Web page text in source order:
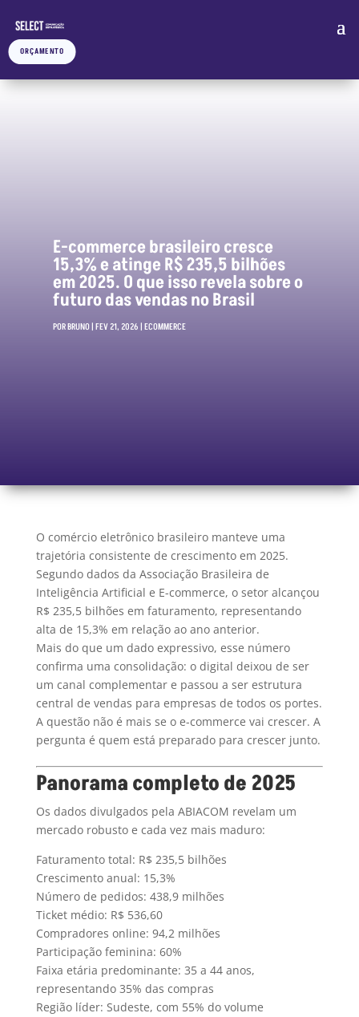
ORÇAMENTO
E-commerce brasileiro cresce
15,3% e atinge R$ 235,5 bilhões
em 2025. O que isso revela sobre o
futuro das vendas no Brasil
PORBRUNO| FEV 21, 2026 | ECOMMERCE
O comércio eletrônico brasileiro manteve uma
trajetória consistente de crescimento em 2025.
Segundo dados da Associação Brasileira de
Inteligência Artificial e E-commerce, o setor alcançou
R$ 235,5 bilhões em faturamento, representando
alta de 15,3% em relação ao ano anterior.
Mais do que um dado expressivo, esse número
confirma uma consolidação: o digital deixou de ser
um canal complementar e passou a ser estrutura
central de vendas para empresas de todos os portes.
A questão não é mais se o e-commerce vai crescer. A
pergunta é quem está preparado para crescer junto.
Panorama completo de 2025
Os dados divulgados pela ABIACOM revelam um
mercado robusto e cada vez mais maduro:
Faturamento total: R$ 235,5 bilhões
Crescimento anual: 15,3%
Número de pedidos: 438,9 milhões
Ticket médio: R$ 536,60
Compradores online: 94,2 milhões
Participação feminina: 60%
Faixa etária predominante: 35 a 44 anos,
representando 35% das compras
Região líder: Sudeste, com 55% do volume